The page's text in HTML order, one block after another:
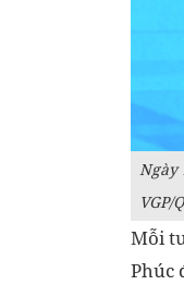
Ngày
VGP/
Mỗi
Phúc